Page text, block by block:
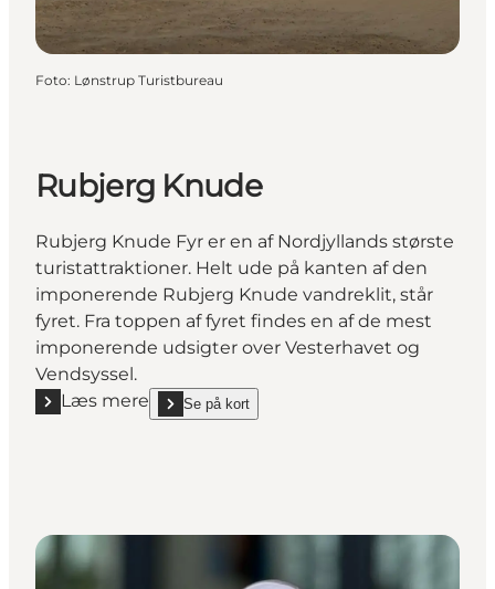
Foto: Lønstrup Turistbureau
Rubjerg Knude
Rubjerg Knude Fyr er en af Nordjyllands største
turistattraktioner. Helt ude på kanten af den
imponerende Rubjerg Knude vandreklit, står
fyret. Fra toppen af fyret findes en af de mest
imponerende udsigter over Vesterhavet og
Vendsyssel.
Læs mere
Læs mere "Rubjerg Knude"
Se på kort
show Rubjerg Knude on_map